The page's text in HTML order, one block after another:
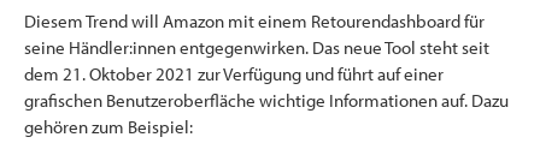
Diesem Trend will Amazon mit einem Retourendashboard für
seine Händler:innen entgegenwirken. Das neue Tool steht seit
dem 21. Oktober 2021 zur Verfügung und führt auf einer
grafischen Benutzeroberfläche wichtige Informationen auf. Dazu
gehören zum Beispiel: